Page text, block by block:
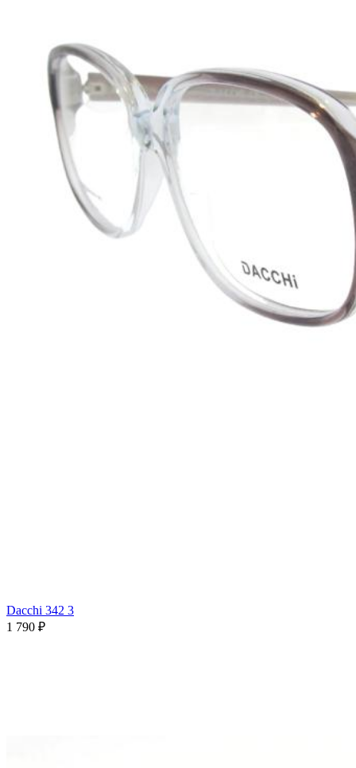
Dacchi 342 3
1 790 ₽